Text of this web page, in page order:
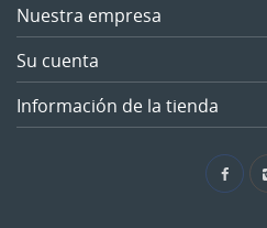
Nuestra empresa
Su cuenta
Información de la tienda